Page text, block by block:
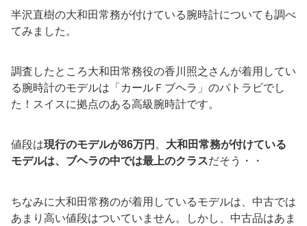
半沢直樹の大和田常務が付けている腕時計についても調べ
てみました。
調査したところ大和田常務役の香川照之さんが着用してい
る腕時計のモデルは「カールＦブヘラ」のパトラビでし
た！スイスに拠点のある高級腕時計です。
値段は現行のモデルが86万円 。 大和田常務が付けている
モデルは、ブヘラの中では最上のクラスだそう・・
ちなみに大和田常務のが着用しているモデルは、中古では
あまり高い値段はついていません。しかし、中古品はあま